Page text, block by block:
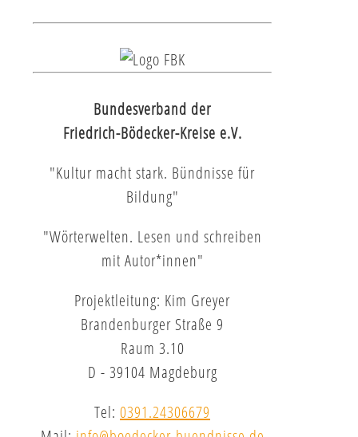
Bundesverband der
Friedrich-Bödecker-Kreise e.V.
"Kultur macht stark. Bündnisse für
Bildung"
"Wörterwelten. Lesen und schreiben
mit Autor*innen"
Projektleitung: Kim Greyer
Brandenburger Straße 9
Raum 3.10
D - 39104 Magdeburg
Tel: 0391.24306679